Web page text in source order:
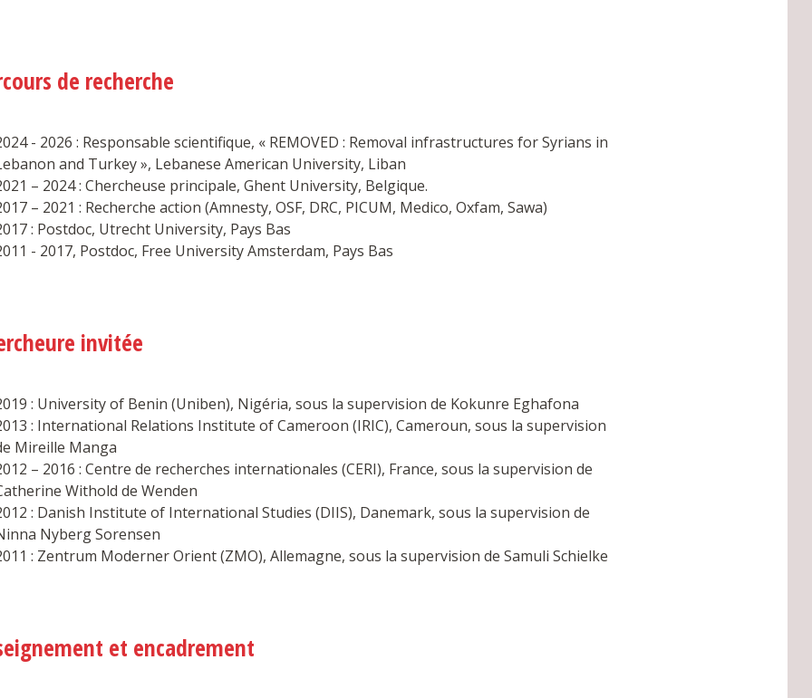
de recherche
- 2026 : Responsable scientifique, « REMOVED : Removal infrastructures for Syrians in
and Turkey », Lebanese American University, Liban
– 2024 : Chercheuse principale, Ghent University, Belgique.
– 2021 : Recherche action (Amnesty, OSF, DRC, PICUM, Medico, Oxfam, Sawa)
: Postdoc, Utrecht University, Pays Bas
- 2017, Postdoc, Free University Amsterdam, Pays Bas
invitée
: University of Benin (Uniben), Nigéria, sous la supervision de Kokunre Eghafona
: International Relations Institute of Cameroon (IRIC), Cameroun, sous la supervision
Mireille Manga
– 2016 : Centre de recherches internationales (CERI), France, sous la supervision de
Withold de Wenden
: Danish Institute of International Studies (DIIS), Danemark, sous la supervision de
Nyberg Sorensen
: Zentrum Moderner Orient (ZMO), Allemagne, sous la supervision de Samuli Schielke
et encadrement